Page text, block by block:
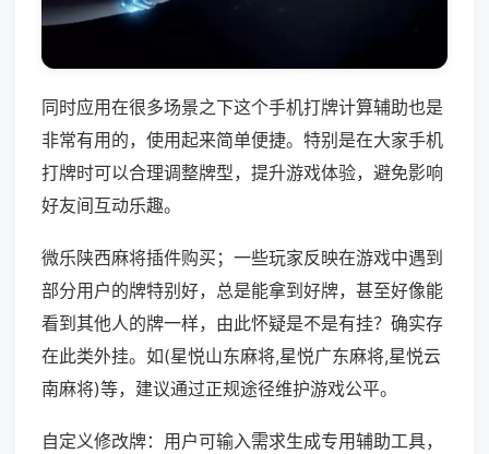
同时应用在很多场景之下这个手机打牌计算辅助也是
非常有用的，使用起来简单便捷。特别是在大家手机
打牌时可以合理调整牌型，提升游戏体验，避免影响
好友间互动乐趣。
微乐陕西麻将插件购买；一些玩家反映在游戏中遇到
部分用户的牌特别好，总是能拿到好牌，甚至好像能
看到其他人的牌一样，由此怀疑是不是有挂？确实存
在此类外挂。如(星悦山东麻将,星悦广东麻将,星悦云
南麻将)等，建议通过正规途径维护游戏公平。
自定义修改牌：用户可输入需求生成专用辅助工具，